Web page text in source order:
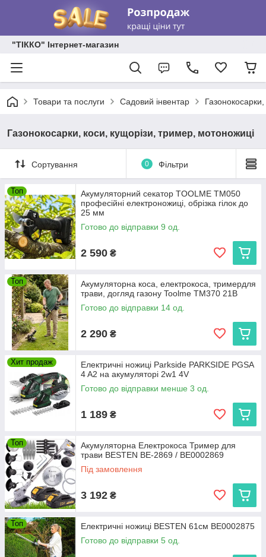
"ТІККО" Інтернет-магазин
Товари та послуги Садовий інвентар
Газонокосарки, коси, кущорізи, тример, мотоножиці
Сортування 0 Фільтри
Топ
Акумуляторний секатор TOOLME TM050
професійні електроножиці, обрізка гілок до
25 мм
Готово до відправки 9 од.
2 590 ₴
Топ
Акумуляторна коса, електрокоса, тримердля
трави, догляд газону Toolme TM370 21В
Готово до відправки 14 од.
2 290 ₴
Хит продаж
Електричні ножиці Parkside PARKSIDE PGSA
4 A2 на акумуляторі 2w1 4V
Готово до відправки менше 3 од.
1 189 ₴
Топ
Акумуляторна Електрокоса Тример для
трави BESTEN BE-2869 / BE0002869
Під замовлення
3 192 ₴
Топ
Електричні ножиці BESTEN 61см BE0002875
Готово до відправки 5 од.